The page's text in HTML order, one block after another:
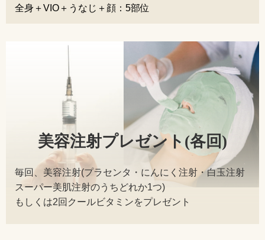
全身＋VIO＋うなじ＋顔：5部位
美容注射プレゼント(各回)
毎回、美容注射(プラセンタ・にんにく注射・白玉注射
スーパー美肌注射のうちどれか1つ)
もしくは2回クールビタミンをプレゼント